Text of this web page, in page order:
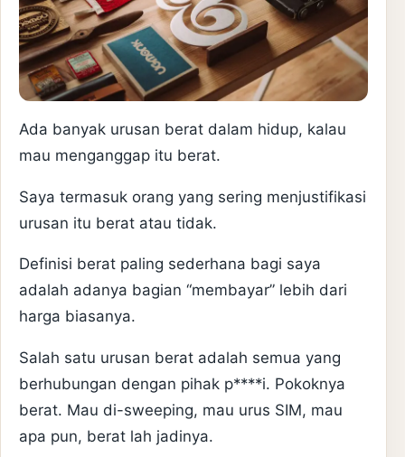
Ada banyak urusan berat dalam hidup, kalau
mau menganggap itu berat.
Saya termasuk orang yang sering menjustifikasi
urusan itu berat atau tidak.
Definisi berat paling sederhana bagi saya
adalah adanya bagian “membayar” lebih dari
harga biasanya.
Salah satu urusan berat adalah semua yang
berhubungan dengan pihak p****i. Pokoknya
berat. Mau di-sweeping, mau urus SIM, mau
apa pun, berat lah jadinya.